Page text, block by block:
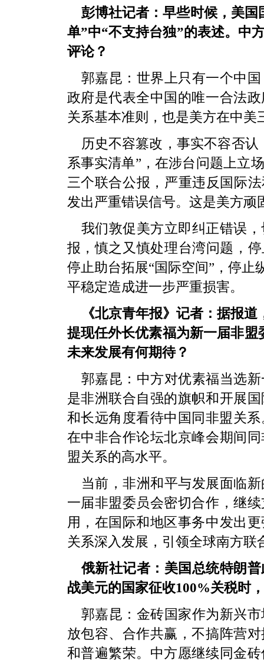
彭博社记者：早些时候，美
单”中“不支持台独”的表述。中
评论？
郭嘉昆：世界上只有一个中
政府是代表全中国的唯一合法
关系基本准则，也是美方在中
历史不容篡改，事实不容否
系事实清单”，在涉台问题上立
三个联合公报，严重违反国际
发出严重错误信号。这是美方顽
我们敦促美方立即纠正错误
报，慎之又慎处理台湾问题，
停止助台拓展“国际空间”，停止
平稳定造成进一步严重损害。
《北京青年报》记者：据报
提现任外长优素福为新一届非
未来发展有何期待？
郭嘉昆：中方对优素福当选
是非洲联合自强的旗帜和开展
和长远角度看待中国同非盟关
在中非合作论坛北京峰会期间
盟关系的高水平。
当前，非洲和平与发展面临
一届非盟委员会密切合作，继
用，在国际和地区事务中发出
关系深入发展，引领全球南方联
俄新社记者：美国总统特朗
战美元的国家征收100%关税时
郭嘉昆：金砖国家作为新兴
放包容、合作共赢，不搞阵营
和普遍繁荣。中方愿继续同金